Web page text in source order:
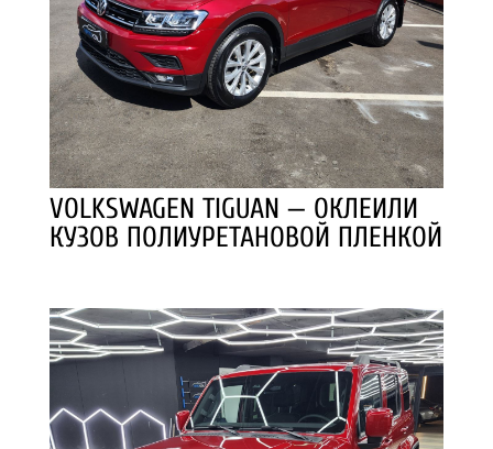
VOLKSWAGEN TIGUAN — ОКЛЕИЛИ
КУЗОВ ПОЛИУРЕТАНОВОЙ ПЛЕНКОЙ